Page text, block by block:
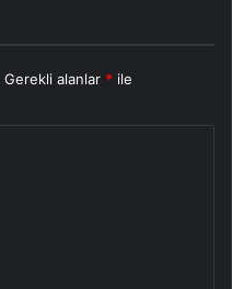
Gerekli alanlar * ile